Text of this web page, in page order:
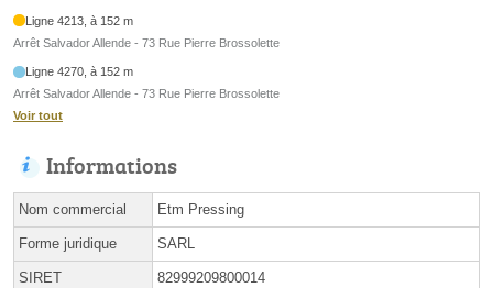
Ligne 4213, à 152 m
Arrêt Salvador Allende - 73 Rue Pierre Brossolette
Ligne 4270, à 152 m
Arrêt Salvador Allende - 73 Rue Pierre Brossolette
Voir tout
Informations
Nom commercial Etm Pressing
Forme juridique SARL
SIRET 82999209800014